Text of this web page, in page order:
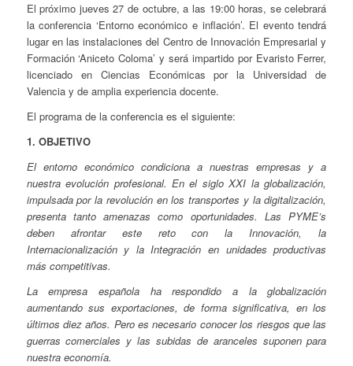
El próximo jueves 27 de octubre, a las 19:00 horas, se celebrará
la conferencia ‘Entorno económico e inflación’. El evento tendrá
lugar en las instalaciones del Centro de Innovación Empresarial y
Formación ‘Aniceto Coloma’ y será impartido por Evaristo Ferrer,
licenciado en Ciencias Económicas por la Universidad de
Valencia y de amplia experiencia docente.
El programa de la conferencia es el siguiente:
1. OBJETIVO
El entorno económico condiciona a nuestras empresas y a
nuestra evolución profesional. En el siglo XXI la globalización,
impulsada por la revolución en los transportes y la digitalización,
presenta tanto amenazas como oportunidades. Las PYME’s
deben afrontar este reto con la Innovación, la
Internacionalización y la Integración en unidades productivas
más competitivas.
La empresa española ha respondido a la globalización
aumentando sus exportaciones, de forma significativa, en los
últimos diez años. Pero es necesario conocer los riesgos que las
guerras comerciales y las subidas de aranceles suponen para
nuestra economía.